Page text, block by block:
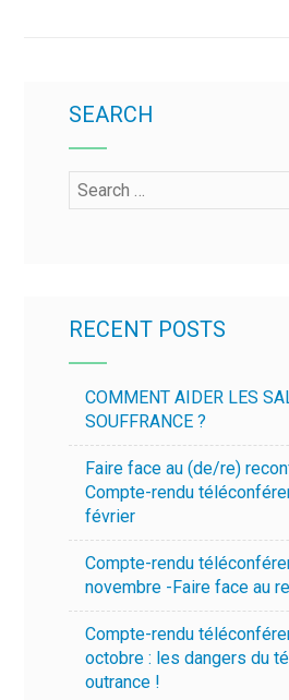
SEARCH
RECENT POSTS
COMMENT AIDER LES
SOUFFRANCE ?
Faire face au (de/re)
Compte-rendu
février
Compte-rendu
novembre -Faire face au
Compte-rendu
octobre : les dangers du
outrance !